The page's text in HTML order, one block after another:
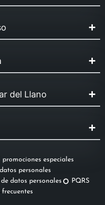
del Llano
promociones especiales
personales
datos personales
PQRS
frecuentes